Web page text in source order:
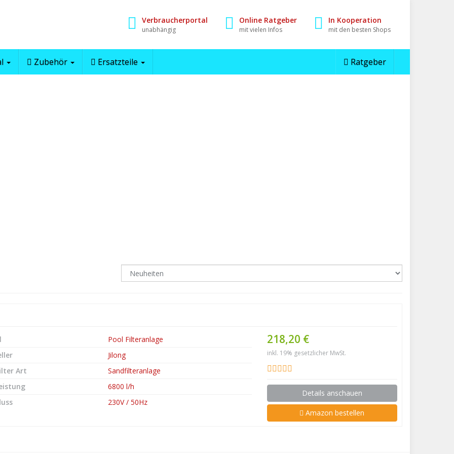
Verbraucherportal
unabhängig
Online Ratgeber
mit vielen Infos
In Kooperation
mit den besten Shops
Zubehör Ersatzteile Ratgeber
218,20 €
inkl. 19% gesetzlicher MwSt.
Details anschauen
Amazon bestellen
Pool Filteranlage
Jilong
Art
Sandfilteranlage
6800 l/h
230V / 50Hz